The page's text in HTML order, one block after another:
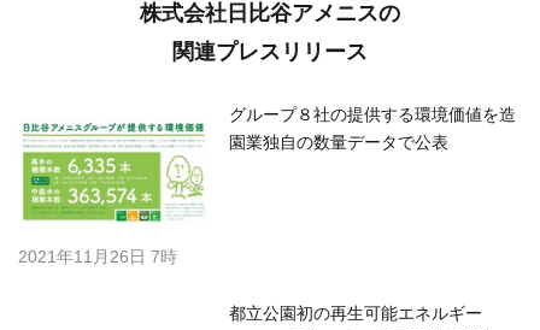
株式会社日比谷アメニスの
関連プレスリリース
グループ８社の提供する環境価値を造
園業独自の数量データで公表
2021年11月26日 7時
都立公園初の再生可能エネルギー